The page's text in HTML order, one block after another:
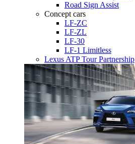
Road Sign Assist
Concept cars
LF-ZC
LF-ZL
LF-30
LF-1 Limitless
Lexus ATP Tour Partnership